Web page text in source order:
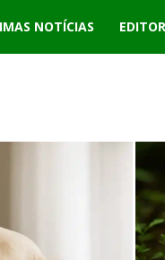
NOTÍCIAS